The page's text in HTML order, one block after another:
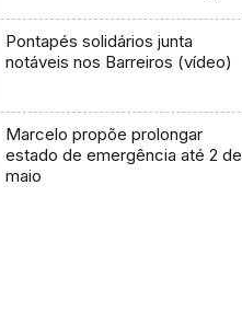
Pontapés solidários junta
notáveis nos Barreiros (vídeo)
Marcelo propõe prolongar
estado de emergência até 2 de
maio